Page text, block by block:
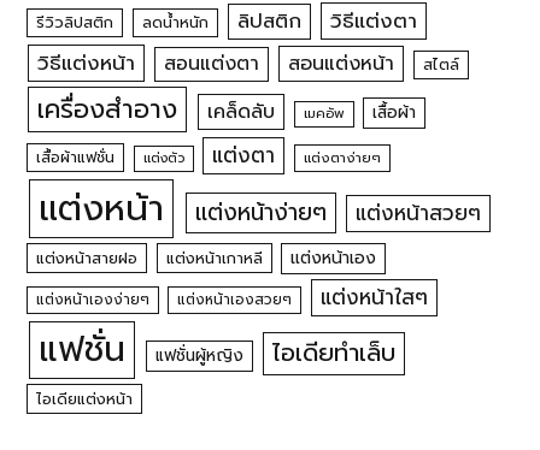
รีวิวลิปสติก ลดน้ำหนัก ลิปสติก
วิธีแต่งตา
วิธีแต่งหน้า
สอนแต่งตา สอนแต่งหน้า สไตล์
เครื่องสำอาง เคล็ดลับ เมคอัพ เสื้อผ้า
เสื้อผ้าแฟชั่น แต่งตัว แต่งตา แต่งตาง่ายๆ
แต่งหน้า แต่งหน้าง่ายๆ แต่งหน้าสวยๆ
แต่งหน้าสายฝอ แต่งหน้าเกาหลี แต่งหน้าเอง
แต่งหน้าเองง่ายๆ แต่งหน้าเองสวยๆ แต่งหน้าใสๆ
แฟชั่น แฟชั่นผู้หญิง ไอเดียทำเล็บ
ไอเดียแต่งหน้า